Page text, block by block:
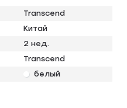
Transcend
Китай
2 нед.
Transcend
белый